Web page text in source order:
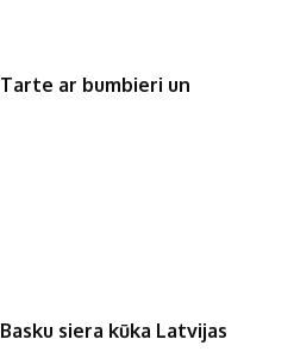
Tarte ar bumbieri un
Basku siera kūka Latvijas